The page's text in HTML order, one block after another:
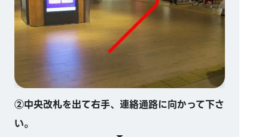
②中央改札を出て右手、連絡通路に向かって下さ
い。